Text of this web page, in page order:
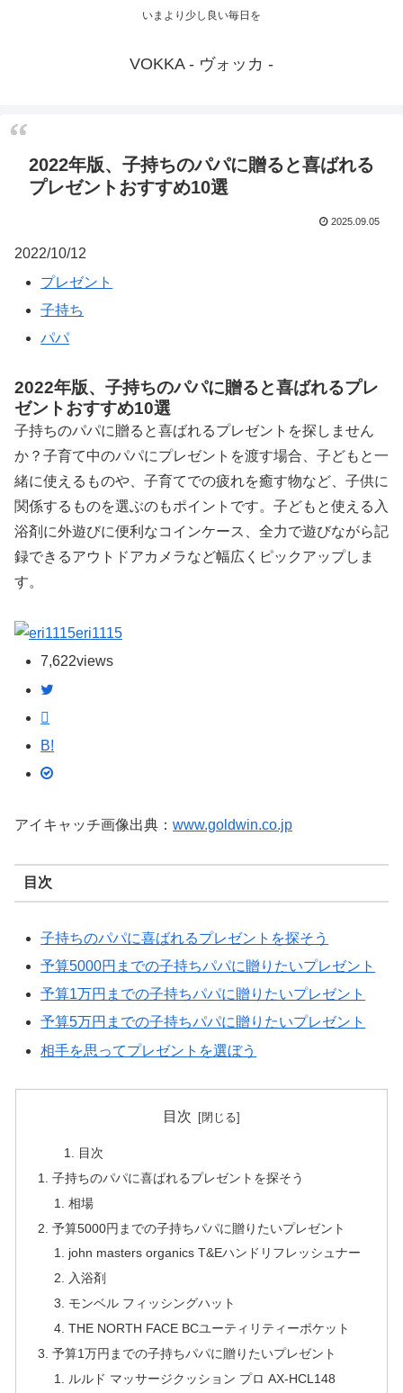
いまより少し良い毎日を
VOKKA - ヴォッカ -
2022年版、子持ちのパパに贈ると喜ばれる
プレゼントおすすめ10選
2025.09.05
2022/10/12
プレゼント
子持ち
パパ
2022年版、子持ちのパパに贈ると喜ばれるプレ
ゼントおすすめ10選
子持ちのパパに贈ると喜ばれるプレゼントを探しません
か？子育て中のパパにプレゼントを渡す場合、子どもと一
緒に使えるものや、子育てでの疲れを癒す物など、子供に
関係するものを選ぶのもポイントです。子どもと使える入
浴剤に外遊びに便利なコインケース、全力で遊びながら記
録できるアウトドアカメラなど幅広くピックアップしま
す。
eri1115
7,622views
B!
アイキャッチ画像出典： www.goldwin.co.jp
目次
子持ちのパパに喜ばれるプレゼントを探そう
予算5000円までの子持ちパパに贈りたいプレゼント
予算1万円までの子持ちパパに贈りたいプレゼント
予算5万円までの子持ちパパに贈りたいプレゼント
相手を思ってプレゼントを選ぼう
目次
目次
子持ちのパパに喜ばれるプレゼントを探そう
相場
予算5000円までの子持ちパパに贈りたいプレゼント
john masters organics T&Eハンドリフレッシュナー
入浴剤
モンベル フィッシングハット
THE NORTH FACE BCユーティリティーポケット
予算1万円までの子持ちパパに贈りたいプレゼント
ルルド マッサージクッション プロ AX-HCL148